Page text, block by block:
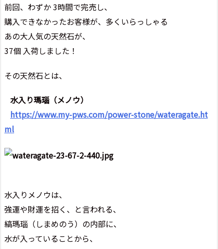
前回、わずか 3時間で完売し、
購入できなかったお客様が、多くいらっしゃる
あの大人気の天然石が、
37個 入荷しました！
その天然石とは、
水入り瑪瑙（メノウ）
https://www.my-pws.com/power-stone/wateragate.ht
ml
水入りメノウは、
強運や財運を招く、と言われる、
縞瑪瑙（しまめのう）の内部に、
水が入っていることから、